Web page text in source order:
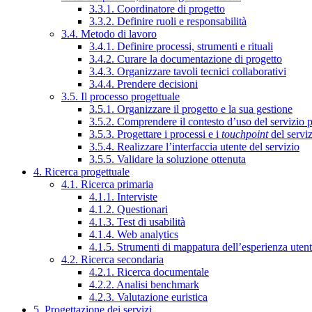
3.3.1. Coordinatore di progetto
3.3.2. Definire ruoli e responsabilità
3.4. Metodo di lavoro
3.4.1. Definire processi, strumenti e rituali
3.4.2. Curare la documentazione di progetto
3.4.3. Organizzare tavoli tecnici collaborativi
3.4.4. Prendere decisioni
3.5. Il processo progettuale
3.5.1. Organizzare il progetto e la sua gestione
3.5.2. Comprendere il contesto d’uso del servizio
3.5.3. Progettare i processi e i touchpointdel
3.5.4. Realizzare l’interfaccia utente del servizio
3.5.5. Validare la soluzione ottenuta
4. Ricerca progettuale
4.1. Ricerca primaria
4.1.1. Interviste
4.1.2. Questionari
4.1.3. Test di usabilità
4.1.4. Web analytics
4.1.5. Strumenti di mappatura dell’esperienza
4.2. Ricerca secondaria
4.2.1. Ricerca documentale
4.2.2. Analisi benchmark
4.2.3. Valutazione euristica
5. Progettazione dei servizi